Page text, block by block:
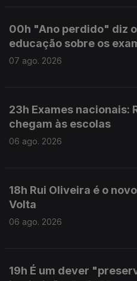
00h "Ano perdido" diz
educação sobre os
07 ago. 2026
23h Exames nacionais:
chegam às escolas
06 ago. 2026
18h Rui Oliveira é o
Volta
06 ago. 2026
19h É um dever